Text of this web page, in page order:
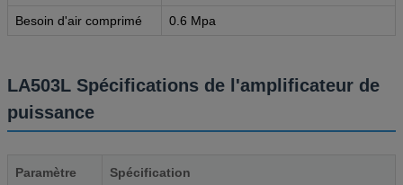
Besoin d'air comprimé 0.6 Mpa
LA503L Spécifications de l'amplificateur de
puissance
Paramètre Spécification